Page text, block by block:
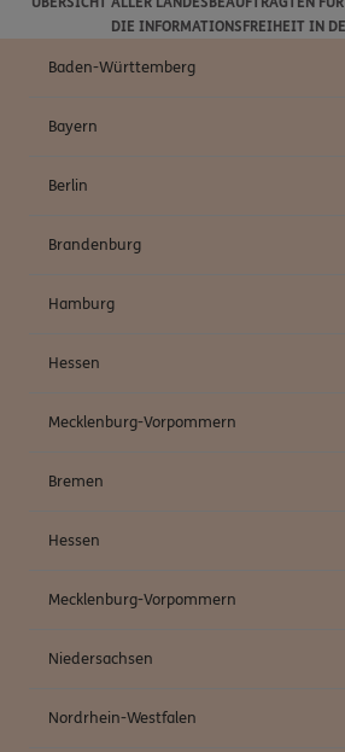
DIE INFORMATIONSFREIHEIT IN
Baden-Württemberg
Bayern
Berlin
Brandenburg
Hamburg
Hessen
Mecklenburg-Vorpommern
Bremen
Hessen
Mecklenburg-Vorpommern
Niedersachsen
Nordrhein-Westfalen